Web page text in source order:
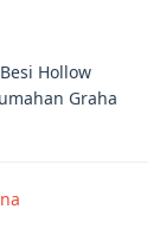
Hollow
Graha